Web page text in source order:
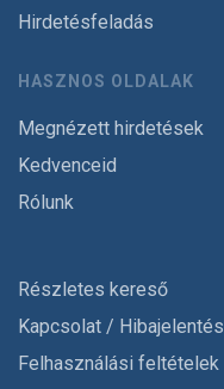
Hirdetésfeladás
HASZNOS OLDALAK
Megnézett hirdetések
Kedvenceid
Rólunk
Részletes kereső
Kapcsolat / Hibajelentés
Felhasználási feltételek